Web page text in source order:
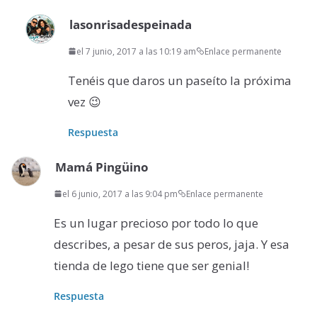
lasonrisadespeinada
el 7 junio, 2017 a las 10:19 am Enlace permanente
Tenéis que daros un paseíto la próxima
vez 😉
Respuesta
Mamá Pingüino
el 6 junio, 2017 a las 9:04 pm Enlace permanente
Es un lugar precioso por todo lo que
describes, a pesar de sus peros, jaja. Y esa
tienda de lego tiene que ser genial!
Respuesta